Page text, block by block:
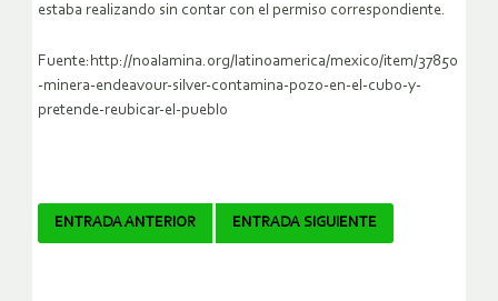
estaba realizando sin contar con el permiso correspondiente.
Fuente:http://noalamina.org/latinoamerica/mexico/item/37850
-minera-endeavour-silver-contamina-pozo-en-el-cubo-y-
pretende-reubicar-el-pueblo
Navegador
ENTRADA ANTERIOR ENTRADA SIGUIENTE